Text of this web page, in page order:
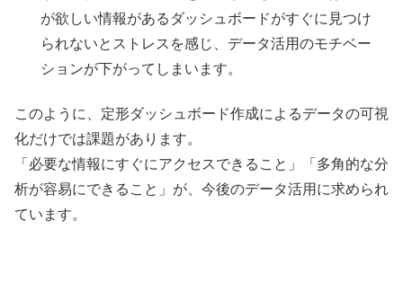
が欲しい情報があるダッシュボードがすぐに見つけ
られないとストレスを感じ、データ活用のモチベー
ションが下がってしまいます。
このように、定形ダッシュボード作成によるデータの可視
化だけでは課題があります。
「必要な情報にすぐにアクセスできること」「多角的な分
析が容易にできること」が、今後のデータ活用に求められ
ています。